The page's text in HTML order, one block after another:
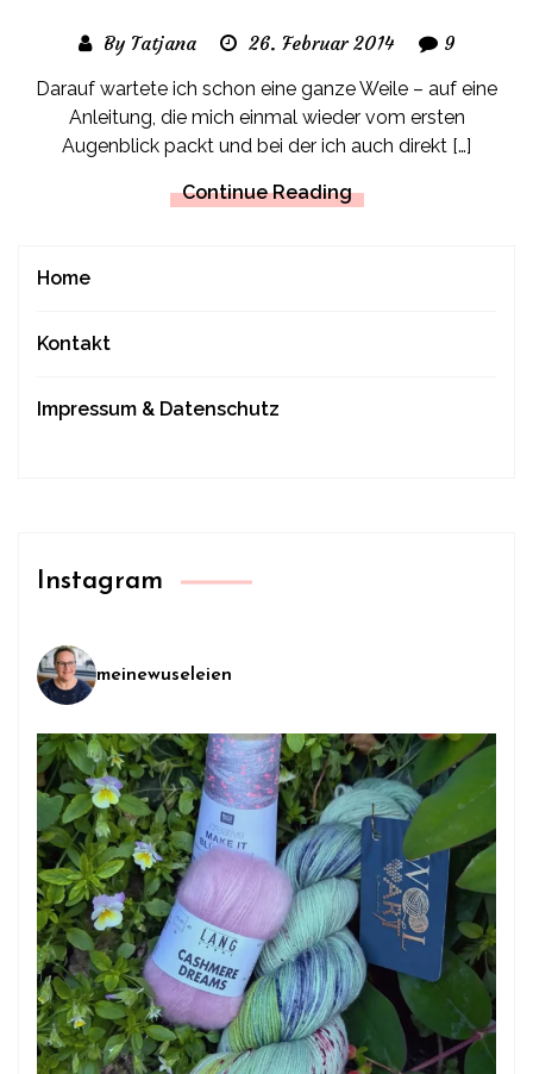
By Tatjana 26. Februar 2014 9
Darauf wartete ich schon eine ganze Weile – auf eine
Anleitung, die mich einmal wieder vom ersten
Augenblick packt und bei der ich auch direkt […]
Continue Reading
Home
Kontakt
Impressum & Datenschutz
Instagram
meinewuseleien